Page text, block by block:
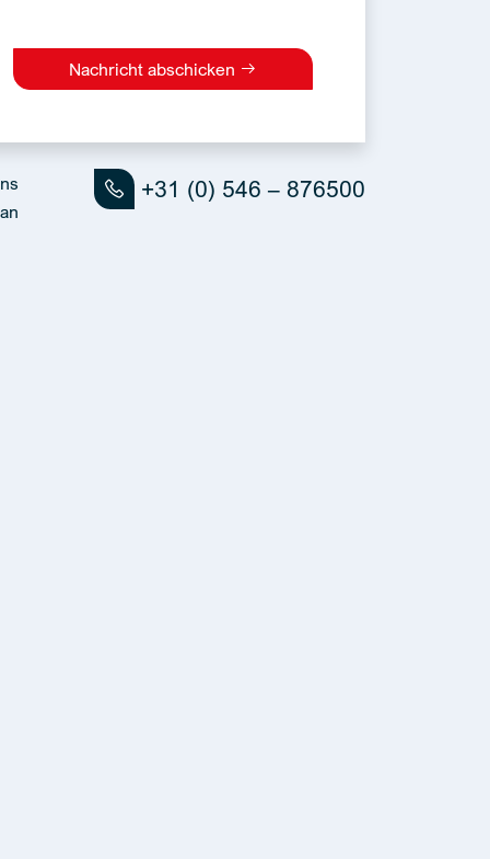
Nachricht abschicken
an
+31 (0) 546 – 876500